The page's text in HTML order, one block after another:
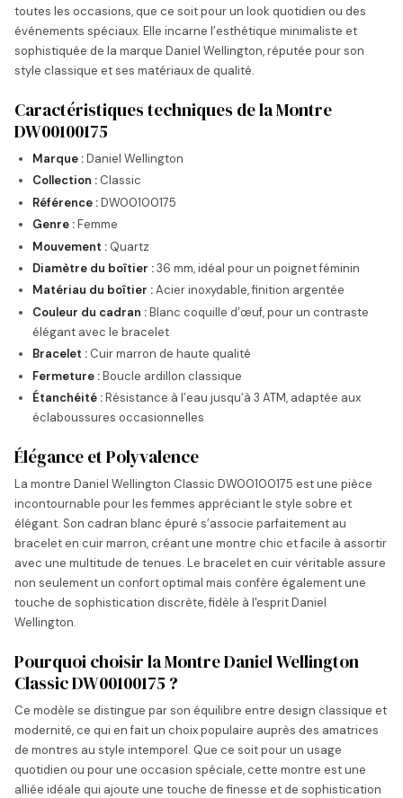
toutes les occasions, que ce soit pour un look quotidien ou des
événements spéciaux. Elle incarne l’esthétique minimaliste et
sophistiquée de la marque Daniel Wellington, réputée pour son
style classique et ses matériaux de qualité.
Caractéristiques techniques de la Montre
DW00100175
Marque :Daniel Wellington
Collection : Classic
Référence :DW00100175
Genre :Femme
Mouvement : Quartz
Diamètre du boîtier :36 mm, idéal pour un poignet féminin
Matériau du boîtier :Acier inoxydable, finition argentée
Couleur du cadran :Blanc coquille d’œuf, pour un contraste
élégant avec le bracelet
Bracelet : Cuir marron de haute qualité
Fermeture :Boucle ardillon classique
Étanchéité :Résistance à l’eau jusqu’à 3 ATM, adaptée aux
éclaboussures occasionnelles
Élégance et Polyvalence
La montre Daniel Wellington Classic DW00100175 est une pièce
incontournable pour les femmes appréciant le style sobre et
élégant. Son cadran blanc épuré s’associe parfaitement au
bracelet en cuir marron, créant une montre chic et facile à assortir
avec une multitude de tenues. Le bracelet en cuir véritable assure
non seulement un confort optimal mais confère également une
touche de sophistication discrète, fidèle à l'esprit Daniel
Wellington.
Pourquoi choisir la Montre Daniel Wellington
Classic DW00100175 ?
Ce modèle se distingue par son équilibre entre design classique et
modernité, ce qui en fait un choix populaire auprès des amatrices
de montres au style intemporel. Que ce soit pour un usage
quotidien ou pour une occasion spéciale, cette montre est une
alliée idéale qui ajoute une touche de finesse et de sophistication